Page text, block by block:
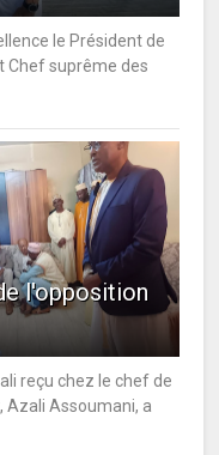
le Président de
Chef suprême des
l'opposition
reçu chez le chef de
Azali Assoumani, a